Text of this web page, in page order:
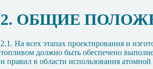
2. ОБЩИЕ
2.1. На всех этапах проектирования и
топливом должно быть обеспечено
и правил в области использования атомной